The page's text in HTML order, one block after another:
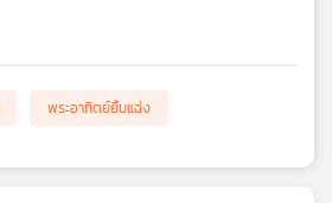
พระอาทิตย์ยิ้มแฉ่ง